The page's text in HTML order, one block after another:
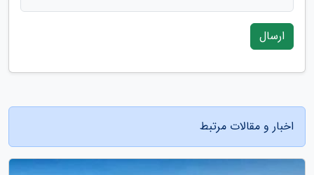
ارسال
اخبار و مقالات مرتبط